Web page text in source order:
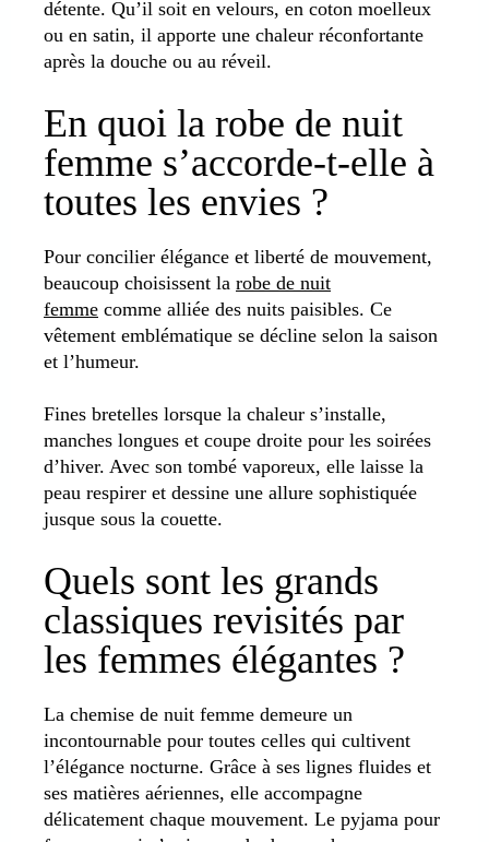
détente. Qu’il soit en velours, en coton moelleux
ou en satin, il apporte une chaleur réconfortante
après la douche ou au réveil.
En quoi la robe de nuit
femme s’accorde-t-elle à
toutes les envies ?
Pour concilier élégance et liberté de mouvement,
beaucoup choisissent la robe de nuit
femme comme alliée des nuits paisibles. Ce
vêtement emblématique se décline selon la saison
et l’humeur.
Fines bretelles lorsque la chaleur s’installe,
manches longues et coupe droite pour les soirées
d’hiver. Avec son tombé vaporeux, elle laisse la
peau respirer et dessine une allure sophistiquée
jusque sous la couette.
Quels sont les grands
classiques revisités par
les femmes élégantes ?
La chemise de nuit femme demeure un
incontournable pour toutes celles qui cultivent
l’élégance nocturne. Grâce à ses lignes fluides et
ses matières aériennes, elle accompagne
délicatement chaque mouvement. Le pyjama pour